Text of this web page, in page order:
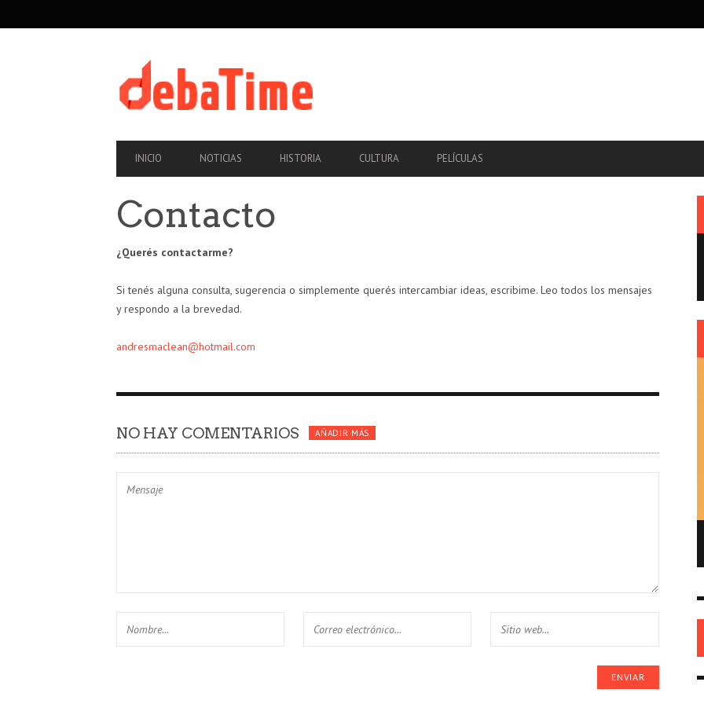
NAVIGATION
PRIMARY
NAVIGATION
INICIO NOTICIAS HISTORIA CULTURA PELÍCULAS
Contacto
¿Querés contactarme?
Si tenés alguna consulta, sugerencia o simplemente querés intercambiar ideas, escribime. Leo todos los mensajes
y respondo a la brevedad.
andresmaclean@hotmail.com
NO HAY COMENTARIOS AÑADIR MÁS